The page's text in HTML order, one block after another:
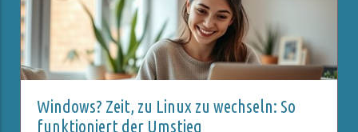
dar, sondern wirft auch Fragen nach der
Bedeutung von Benutzerfreundlichkeit und
Datenschutz auf. Immer mehr Menschen sind auf
digitale Kommunikation angewiesen, und eine
reibungslos funktionierende App ist
entscheidend für den Alltag vieler Nutzer. Diese
Situation zeigt deutlich, dass auch große
Windows? Zeit, zu Linux zu wechseln: So
funktioniert der Umstieg